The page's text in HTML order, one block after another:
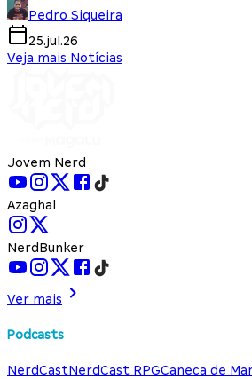
Pedro Siqueira
25.jul.26
Veja mais Notícias
Jovem Nerd
Azaghal
NerdBunker
Ver mais
Podcasts
NerdCastNerdCast RPGCaneca de